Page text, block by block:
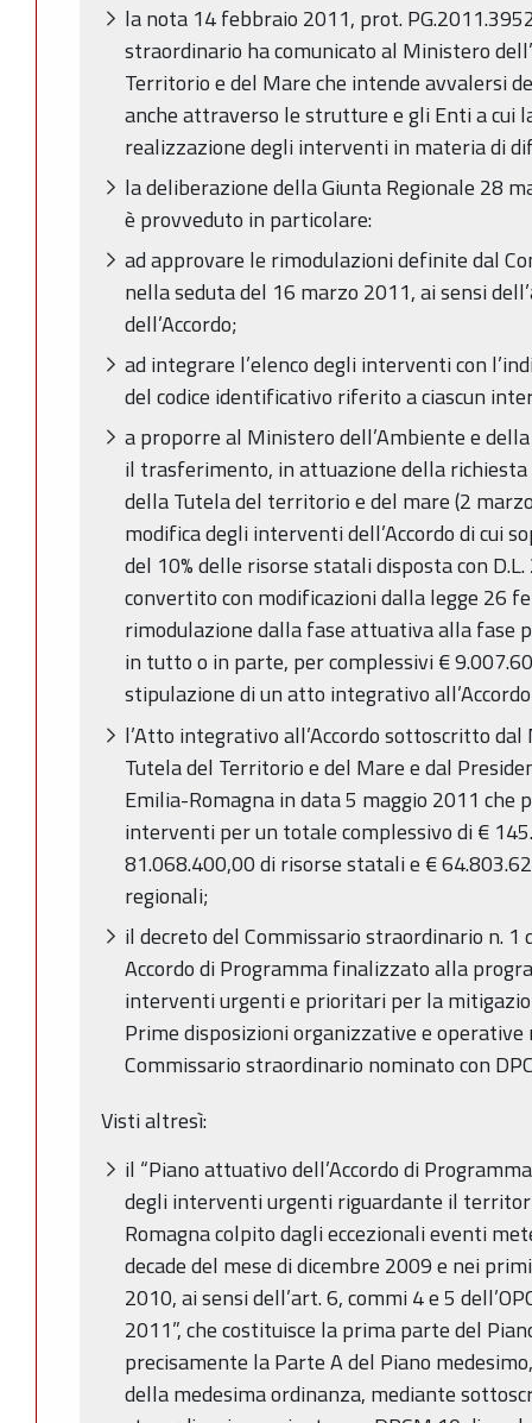
la nota 14 febbraio 2011, prot.
straordinario ha comunicato al Ministero
Territorio e del Mare che intende avvalersi
anche attraverso le strutture e gli Enti a cui
realizzazione degli interventi in materia di
la deliberazione della Giunta Regionale 28
è provveduto in particolare:
ad approvare le rimodulazioni definite dal
nella seduta del 16 marzo 2011, ai sensi
dell’Accordo;
ad integrare l’elenco degli interventi con
del codice identificativo riferito a ciascun
a proporre al Ministero dell’Ambiente e
il trasferimento, in attuazione della
della Tutela del territorio e del mare (2
modifica degli interventi dell’Accordo di cui
del 10% delle risorse statali disposta con
convertito con modificazioni dalla legge 26
rimodulazione dalla fase attuativa alla fase
in tutto o in parte, per complessivi €
stipulazione di un atto integrativo
l’Atto integrativo all’Accordo sottoscritto
Tutela del Territorio e del Mare e dal
Emilia-Romagna in data 5 maggio 2011 che
interventi per un totale complessivo di €
81.068.400,00 di risorse statali e €
regionali;
il decreto del Commissario straordinario n.
Accordo di Programma finalizzato alla
interventi urgenti e prioritari per la
Prime disposizioni organizzative e
Commissario straordinario nominato con
Visti altresì:
il “Piano attuativo dell’Accordo di
degli interventi urgenti riguardante il
Romagna colpito dagli eccezionali eventi
decade del mese di dicembre 2009 e nei
2010, ai sensi dell’art. 6, commi 4 e 5
2011”, che costituisce la prima parte del
precisamente la Parte A del Piano
della medesima ordinanza, mediante